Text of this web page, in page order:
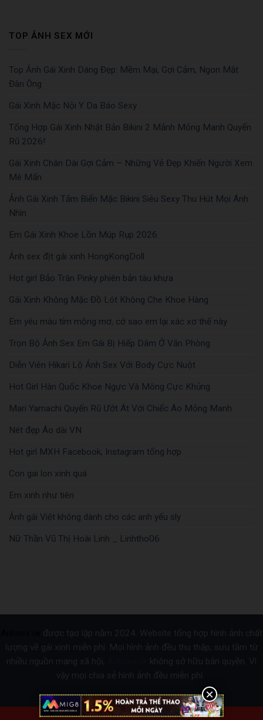
TOP ẢNH SEX MỚI
Top Ảnh Gái Xinh Dáng Đẹp: Mềm Mại, Gợi Cảm, Ngon Mắt
Đàn Ông
Gái Xinh Mặc Nội Y Da Báo Sexy
Tổng Hợp Gái Xinh Nhật Bản Bikini 2 Mảnh Mỏng Manh Quyến
Rũ 2026!
Gái Xinh Chân Dài Gợi Cảm – Những Vẻ Đẹp Khiến Người Xem
Mê Mẩn
Ảnh Gái Xinh Tắm Biển Mặc Bikini Siêu Sexy Thu Hút Mọi Ánh
Nhìn
Em Gái Xinh Khoe Lồn Múp Rụp 2026
Ảnh sex địt gái xinh HongKongDoll
Hot girl Bảo Trân Pinky phiên bản tàu khựa
Gái Xinh Không Mặc Đồ Lót Không Che Khoe Hàng
Em yêu màu tím mộng mơ, cớ sao em lại xác xơ thế này
Trọn Bộ Ảnh Sex Em Gái Bị Hiếp Dâm Ở Văn Phòng
Diễn Viên Hikari Lộ Ảnh Sex Với Body Cực Nuột
Hot Girl Hàn Quốc Khoe Ngực Và Mông Cực Khủng
Mari Yamachi Quyến Rũ Ướt Át Với Chiếc Áo Mỏng Manh
Nét đẹp Áo dài VN
Hot girl MXH Facebook, Instagram tổng hợp
Con gai lon xinh quá
Em xinh như tiên
Ảnh gái Việt không dành cho các anh yếu sly
Nữ Thần Vũ Thị Hoài Linh _ Linhtho06
Tele : @Qcbanner2025